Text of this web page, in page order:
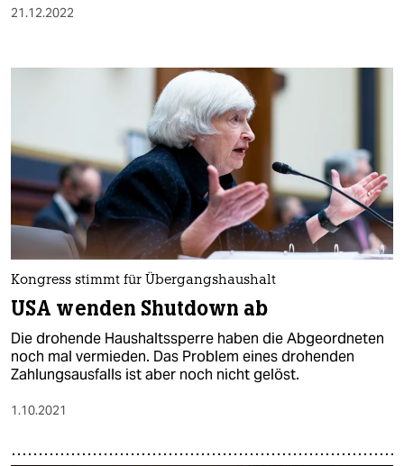
21.12.2022
Kongress stimmt für Übergangshaushalt
USA wenden Shutdown ab
Die drohende Haushaltssperre haben die Abgeordneten
noch mal vermieden. Das Problem eines drohenden
Zahlungsausfalls ist aber noch nicht gelöst.
1.10.2021